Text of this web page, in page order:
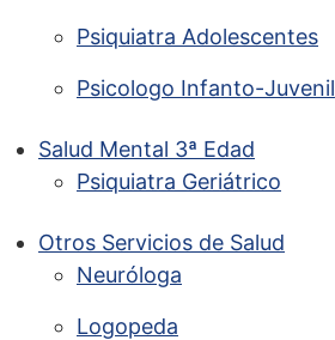
Psiquiatra Adolescentes
Psicologo Infanto-Juvenil
Salud Mental 3ª Edad
Psiquiatra Geriátrico
Otros Servicios de Salud
Neuróloga
Logopeda